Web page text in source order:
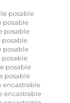
posable
posable
posable
posable
posable
posable
posable
posable
encastrable
encastrable